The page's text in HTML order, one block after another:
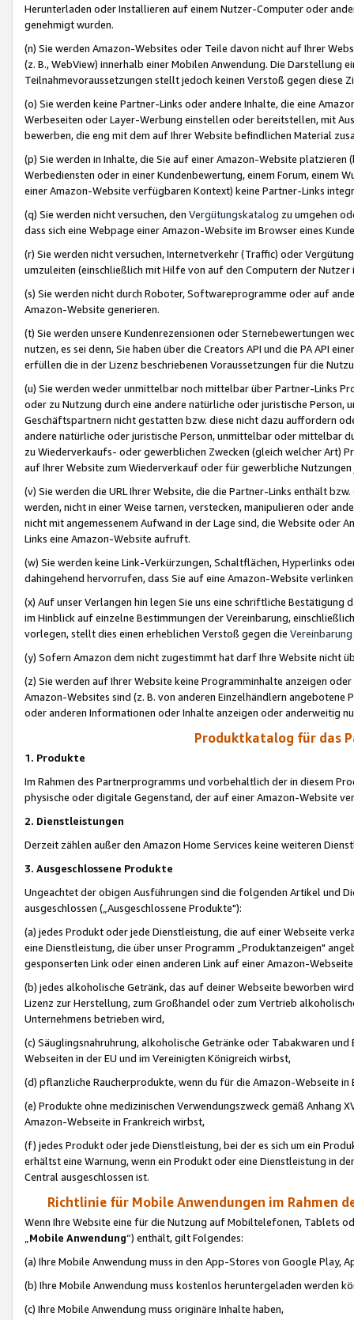
Herunterladen oder Installieren auf einem Nutzer-Computer oder
genehmigt wurden.
(n) Sie werden Amazon-Websites oder Teile davon nicht auf Ihrer
(z. B., WebView) innerhalb einer Mobilen Anwendung. Die Darstellung
Teilnahmevoraussetzungen stellt jedoch keinen Verstoß gegen diese
(o) Sie werden keine Partner-Links oder andere Inhalte, die eine
Werbeseiten oder Layer-Werbung einstellen oder bereitstellen, mit
bewerben, die eng mit dem auf Ihrer Website befindlichen Material
(p) Sie werden in Inhalte, die Sie auf einer Amazon-Website
Werbediensten oder in einer Kundenbewertung, einem Forum, einem
einer Amazon-Website verfügbaren Kontext) keine Partner-Links
(q) Sie werden nicht versuchen, den Vergütungskatalog zu umgehen
dass sich eine Webpage einer Amazon-Website im Browser eines
(r) Sie werden nicht versuchen, Internetverkehr (Traffic) oder
umzuleiten (einschließlich mit Hilfe von auf den Computern der
(s) Sie werden nicht durch Roboter, Softwareprogramme oder auf
Amazon-Website generieren.
(t) Sie werden unsere Kundenrezensionen oder Sternebewertungen
nutzen, es sei denn, Sie haben über die Creators API und die PA API
erfüllen die in der Lizenz beschriebenen Voraussetzungen für die
(u) Sie werden weder unmittelbar noch mittelbar über Partner-Links
oder zu Nutzung durch eine andere natürliche oder juristische
Geschäftspartnern nicht gestatten bzw. diese nicht dazu auffordern
andere natürliche oder juristische Person, unmittelbar oder mittelbar
zu Wiederverkaufs- oder gewerblichen Zwecken (gleich welcher Art)
auf Ihrer Website zum Wiederverkauf oder für gewerbliche
(v) Sie werden die URL Ihrer Website, die die Partner-Links enthält
werden, nicht in einer Weise tarnen, verstecken, manipulieren oder
nicht mit angemessenem Aufwand in der Lage sind, die Website oder
Links eine Amazon-Website aufruft.
(w) Sie werden keine Link-Verkürzungen, Schaltflächen, Hyperlinks
dahingehend hervorrufen, dass Sie auf eine Amazon-Website
(x) Auf unser Verlangen hin legen Sie uns eine schriftliche
im Hinblick auf einzelne Bestimmungen der Vereinbarung,
vorlegen, stellt dies einen erheblichen Verstoß gegen die Vereinbarung
(y) Sofern Amazon dem nicht zugestimmt hat darf Ihre Website nicht
(z) Sie werden auf Ihrer Website keine Programminhalte anzeigen
Amazon-Websites sind (z. B. von anderen Einzelhändlern
oder anderen Informationen oder Inhalte anzeigen oder anderweitig
Produktkatalog für das
1. Produkte
Im Rahmen des Partnerprogramms und vorbehaltlich der in diesem
physische oder digitale Gegenstand, der auf einer Amazon-Website
2. Dienstleistungen
Derzeit zählen außer den Amazon Home Services keine weiteren
3. Ausgeschlossene Produkte
Ungeachtet der obigen Ausführungen sind die folgenden Artikel und
ausgeschlossen („Ausgeschlossene Produkte"):
(a) jedes Produkt oder jede Dienstleistung, die auf einer Webseite
eine Dienstleistung, die über unser Programm „Produktanzeigen"
gesponserten Link oder einen anderen Link auf einer Amazon-
(b) jedes alkoholische Getränk, das auf deiner Webseite beworben
Lizenz zur Herstellung, zum Großhandel oder zum Vertrieb
Unternehmens betrieben wird,
(c) Säuglingsnahruhrung, alkoholische Getränke oder Tabakwaren
Webseiten in der EU und im Vereinigten Königreich wirbst,
(d) pflanzliche Raucherprodukte, wenn du für die Amazon-Webseite in
(e) Produkte ohne medizinischen Verwendungszweck gemäß Anhang
Amazon-Webseite in Frankreich wirbst,
(f) jedes Produkt oder jede Dienstleistung, bei der es sich um ein
erhältst eine Warnung, wenn ein Produkt oder eine Dienstleistung in
Central ausgeschlossen ist.
Richtlinie für Mobile Anwendungen im Rahmen
Wenn Ihre Website eine für die Nutzung auf Mobiltelefonen, Tablets
„Mobile Anwendung“) enthält, gilt Folgendes:
(a) Ihre Mobile Anwendung muss in den App-Stores von Google Play,
(b) Ihre Mobile Anwendung muss kostenlos heruntergeladen werden
(c) Ihre Mobile Anwendung muss originäre Inhalte haben,